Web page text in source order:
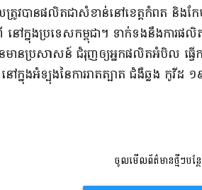
រូវបាន​ផលិត​ជាសំខាន់​នៅ​ខេត្តកំពត និ
ៅក្នុង​ប្រទេស​កម្ពុជា​។ ទាក់ទង​នឹង​ការ
បាន​មានប្រសាសន៍ ជំរុញ​ឲ្យ​អ្នក​ផលិត​អំបិល ធ្វ
ៅក្នុង​អំ​ទ្បុ​ង​នៃ​ការ​រាតត្បាត ជំងឺឆ្លង កូ​វី
ចូលមើលព័ត៌មានថ្មីៗបន្ថ